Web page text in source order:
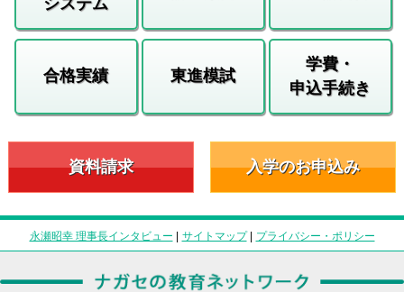
合格実績 東進模試
学費・
申込手続き
資料請求 入学のお申込み
永瀬昭幸 理事長インタビュー | サイトマップ| プライバシー・ポリシー